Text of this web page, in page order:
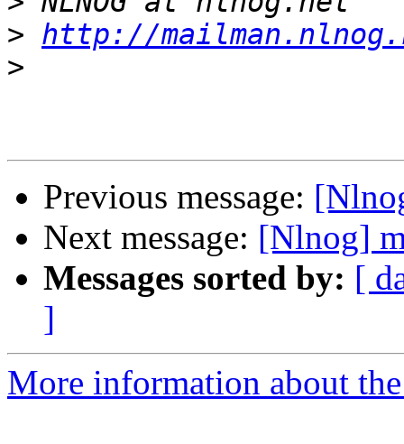
> http://
>
Previous message:
Next message: [Nlnog]
Messages sorted by: [
]
More information about